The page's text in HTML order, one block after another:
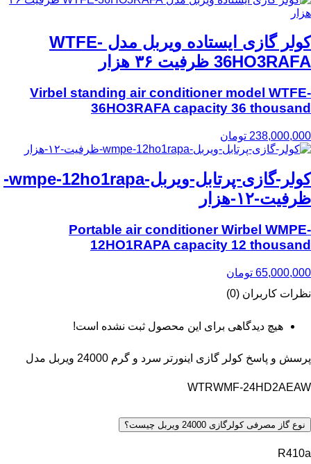
کولر گازی ایستاده ویربل مدل WTFE-
36HO3RAFA ظرفیت ۳۶ هزار
Virbel standing air conditioner model WTFE-
36HO3RAFA capacity 36 thousand
238,000,000 تومان
کولر-گازی-پرتابل-ویربل-wmpe-12ho1rapa-
ظرفیت-۱۲-هزار
Portable air conditioner Wirbel WMPE-
12HO1RAPA capacity 12 thousand
65,000,000 تومان
نظرات کاربران (0)
هیچ دیدگاهی برای این محصول ثبت نشده است!
پرسش و پاسخ کولر گازی اینورتر سرد و گرم 24000 ویربل مدل
WTRWMF-24HD2AEAW
نوع گاز مصرفی کولرگازی 24000 ویربل چیست؟
R410a